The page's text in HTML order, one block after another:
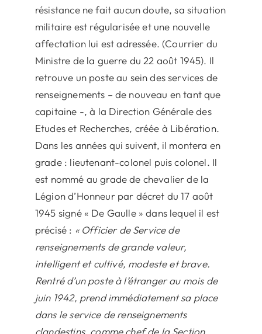
résistance ne fait aucun doute, sa situation
militaire est régularisée et une nouvelle
affectation lui est adressée. (Courrier du
Ministre de la guerre du 22 août 1945). Il
retrouve un poste au sein des services de
renseignements – de nouveau en tant que
capitaine -, à la Direction Générale des
Etudes et Recherches, créée à Libération.
Dans les années qui suivent, il montera en
grade : lieutenant-colonel puis colonel. Il
est nommé au grade de chevalier de la
Légion d’Honneur par décret du 17 août
1945 signé « De Gaulle » dans lequel il est
précisé : « Officier de Service de
renseignements de grande valeur,
intelligent et cultivé, modeste et brave.
Rentré d’un poste à l’étranger au mois de
juin 1942, prend immédiatement sa place
dans le service de renseignements
clandestins, comme chef de la Section